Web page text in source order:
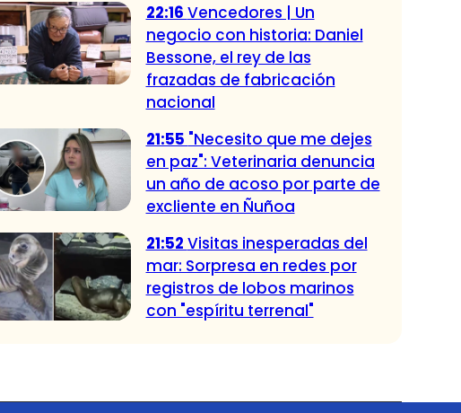
22:16 Vencedores | Un
negocio con historia: Daniel
Bessone, el rey de las
frazadas de fabricación
nacional
21:55 "Necesito que me dejes
en paz": Veterinaria denuncia
un año de acoso por parte de
excliente en Ñuñoa
21:52 Visitas inesperadas del
mar: Sorpresa en redes por
registros de lobos marinos
con "espíritu terrenal"